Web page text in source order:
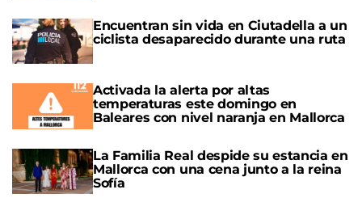
Encuentran sin vida en Ciutadella a un
ciclista desaparecido durante una ruta
Activada la alerta por altas
temperaturas este domingo en
Baleares con nivel naranja en Mallorca
La Familia Real despide su estancia en
Mallorca con una cena junto a la reina
Sofía